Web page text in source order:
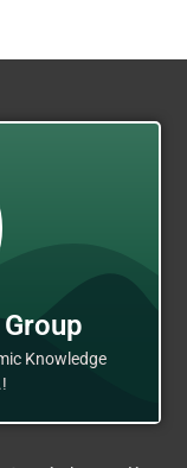
Knowledge